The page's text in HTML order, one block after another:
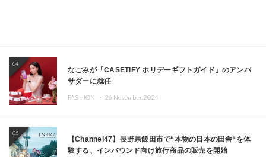
04
なごみが「CASETiFY ホリデーギフトガイド」のアンバ
サダーに就任
FASHION ・ 26.November.2024
05
【Channel47】長野県飯田市で“本物の日本の田舎“を体
験する、インバウンド向け旅行商品の販売を開始